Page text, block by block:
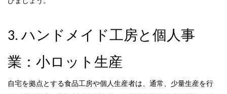
3. ハンドメイド工房と個人事
業：小ロット生産
自宅を拠点とする食品工房や個人生産者は、通常、少量生産を行